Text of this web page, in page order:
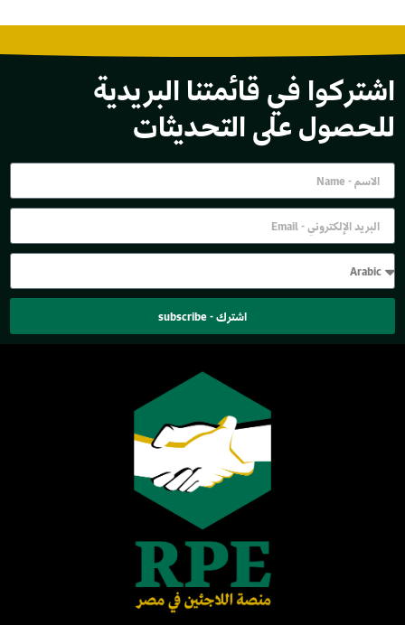
اشتركوا في قائمتنا البريدية
للحصول على التحديثات
اشترك - subscribe